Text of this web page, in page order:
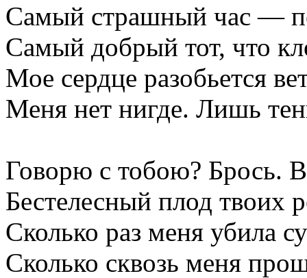
Самый страшный час —
Самый добрый тот, что
Мое сердце разобьется
Меня нет нигде. Лишь
Говорю с тобою? Брось.
Бестелесный плод твоих
Сколько раз меня убила
Сколько сквозь меня